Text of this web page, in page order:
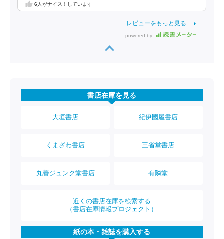
6人がナイス！しています
レビューをもっと見る
powered by
書店在庫を見る
大垣書店 紀伊國屋書店
くまざわ書店 三省堂書店
丸善ジュンク堂書店 有隣堂
近くの書店在庫を検索する
（書店在庫情報プロジェクト）
紙の本・雑誌を購入する